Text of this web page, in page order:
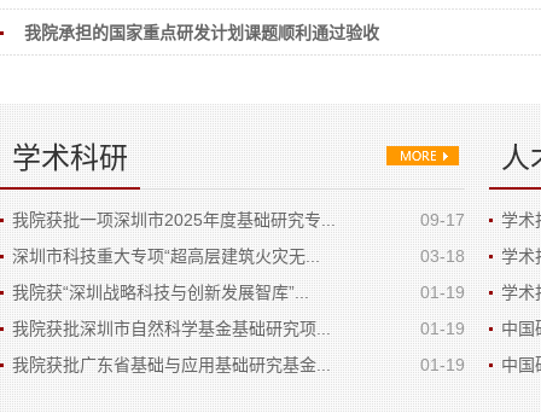
我院承担的国家重点研发计划课题顺利通过验收
学术科研
09-17
我院获批一项深圳市2025年度基础研究专...
03-18
深圳市科技重大专项“超高层建筑火灾无...
01-19
我院获“深圳战略科技与创新发展智库”...
01-19
我院获批深圳市自然科学基金基础研究项...
01-19
我院获批广东省基础与应用基础研究基金...
人
学术
学术
学术
中国
中国